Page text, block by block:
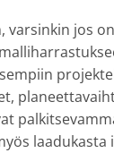
varsinkin jos
laadukasta